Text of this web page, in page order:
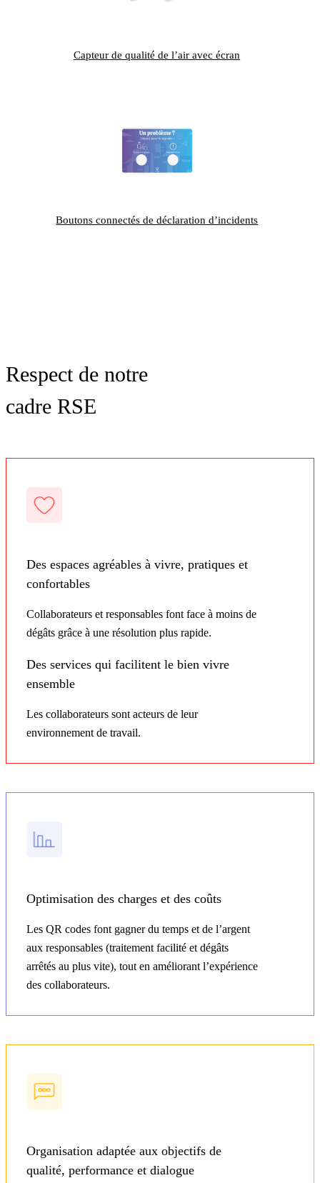
Capteur de qualité de l’air avec écran
Boutons connectés de déclaration d’incidents
Respect de notre
cadre RSE
Des espaces agréables à vivre, pratiques et
confortables
Collaborateurs et responsables font face à moins de
dégâts grâce à une résolution plus rapide.
Des services qui facilitent le bien vivre
ensemble
Les collaborateurs sont acteurs de leur
environnement de travail.
Optimisation des charges et des coûts
Les QR codes font gagner du temps et de l’argent
aux responsables (traitement facilité et dégâts
arrêtés au plus vite), tout en améliorant l’expérience
des collaborateurs.
Organisation adaptée aux objectifs de
qualité, performance et dialogue